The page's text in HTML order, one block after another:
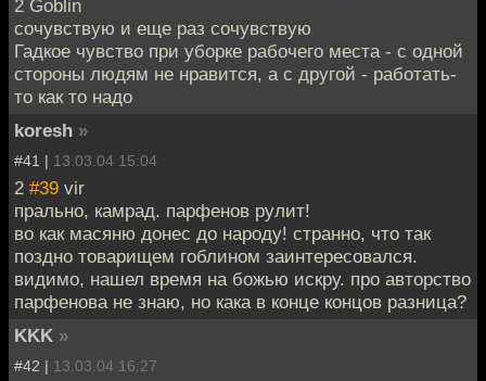
2 Goblin
сочувствую и еще раз сочувствую
Гадкое чувство при уборке рабочего места - с одной
стороны людям не нравится, а с другой - работать-
то как то надо
koresh »
#41 | 13.03.04 15:04
2 #39 vir
прально, камрад. парфенов рулит!
во как масяню донес до народу! странно, что так
поздно товарищем гоблином заинтересовался.
видимо, нашел время на божью искру. про авторство
парфенова не знаю, но кака в конце концов разница?
KKK »
#42 | 13.03.04 16:27